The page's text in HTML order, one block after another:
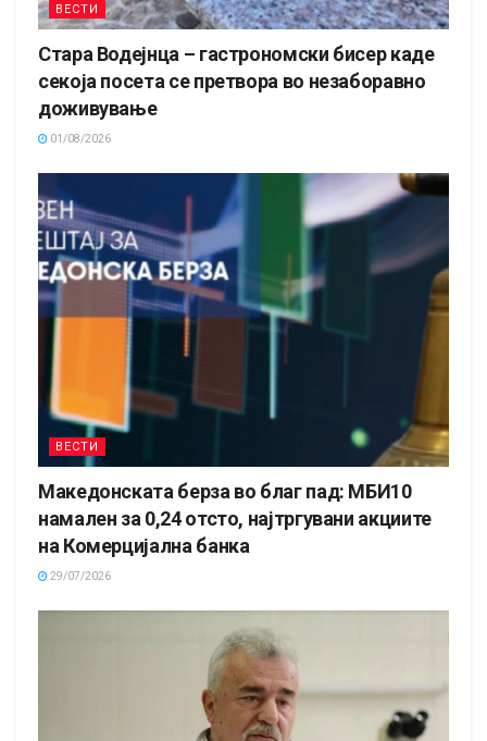
ВЕСТИ
Стара Водејнца – гастрономски бисер каде
секоја посета се претвора во незаборавно
доживување
01/08/2026
ВЕСТИ
Македонската берза во благ пад: МБИ10
намален за 0,24 отсто, најтргувани акциите
на Комерцијална банка
29/07/2026